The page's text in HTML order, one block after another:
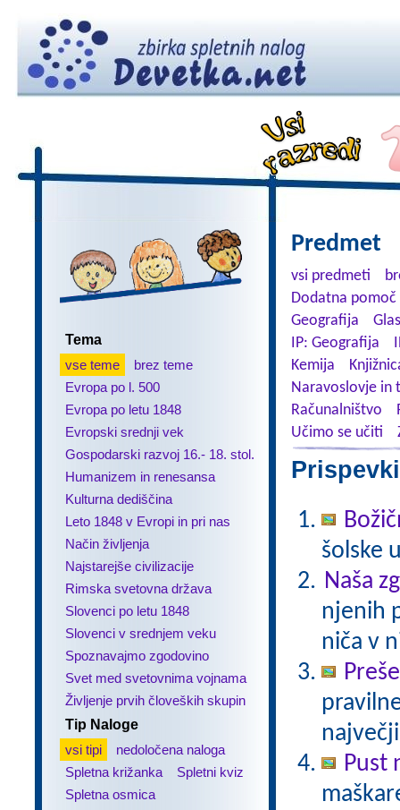
Tema
vse teme
brez teme
Evropa po l. 500
Evropa po letu 1848
Evropski srednji vek
Gospodarski razvoj 16.- 18. stol.
Humanizem in renesansa
Kulturna dediščina
Leto 1848 v Evropi in pri nas
Način življenja
Najstarejše civilizacije
Rimska svetovna država
Slovenci po letu 1848
Slovenci v srednjem veku
Spoznavajmo zgodovino
Svet med svetovnima vojnama
Življenje prvih človeških skupin
Tip Naloge
vsi tipi
nedoločena naloga
Spletna križanka
Spletni kviz
Spletna osmica
Predmet
vsi predmeti
Dodatna
Geografija
IP: Geografija
Kemija
Naravoslovje in
Računalništvo
Učimo se učiti
šolske
Naša
njenih
niča v
Pust